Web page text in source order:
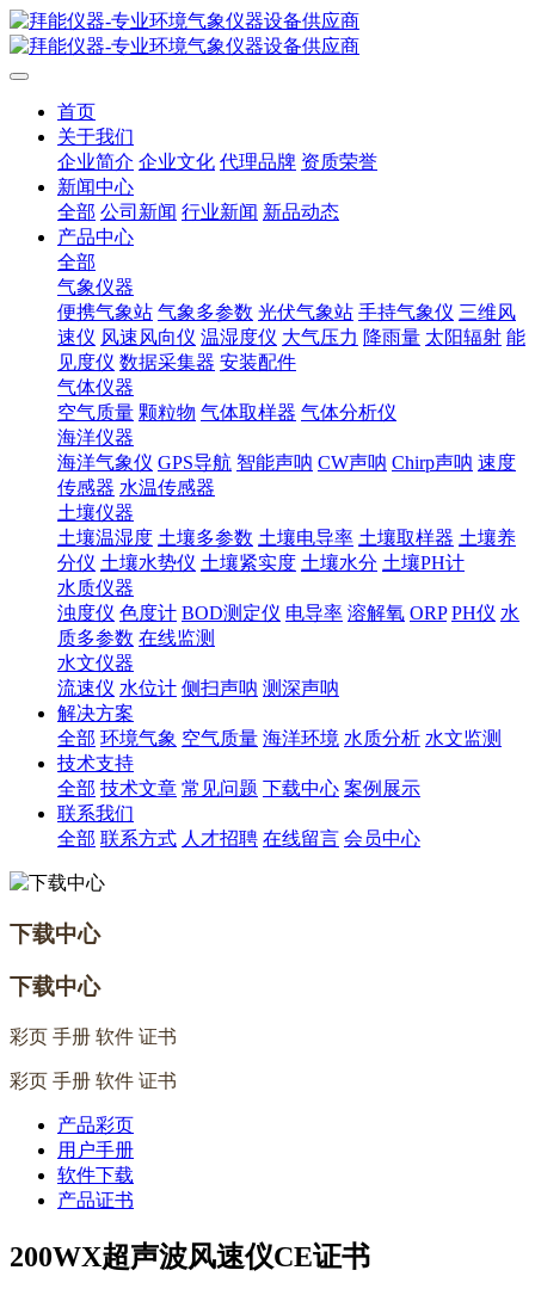
首页
关于我们
企业简介 企业文化 代理品牌 资质荣誉
新闻中心
全部 公司新闻 行业新闻 新品动态
产品中心
全部
气象仪器
便携气象站 气象多参数 光伏气象站 手持气象仪 三维风
速仪 风速风向仪 温湿度仪 大气压力 降雨量 太阳辐射 能
见度仪 数据采集器 安装配件
气体仪器
空气质量 颗粒物 气体取样器 气体分析仪
海洋仪器
海洋气象仪 GPS导航 智能声呐 CW声呐 Chirp声呐 速度
传感器 水温传感器
土壤仪器
土壤温湿度 土壤多参数 土壤电导率 土壤取样器 土壤养
分仪 土壤水势仪 土壤紧实度 土壤水分 土壤PH计
水质仪器
浊度仪 色度计 BOD测定仪 电导率 溶解氧 ORP PH仪 水
质多参数 在线监测
水文仪器
流速仪 水位计 侧扫声呐 测深声呐
解决方案
全部 环境气象 空气质量 海洋环境 水质分析 水文监测
技术支持
全部 技术文章 常见问题 下载中心 案例展示
联系我们
全部 联系方式 人才招聘 在线留言 会员中心
下载中心
下载中心
彩页 手册 软件 证书
彩页 手册 软件 证书
产品彩页
用户手册
软件下载
产品证书
200WX超声波风速仪CE证书